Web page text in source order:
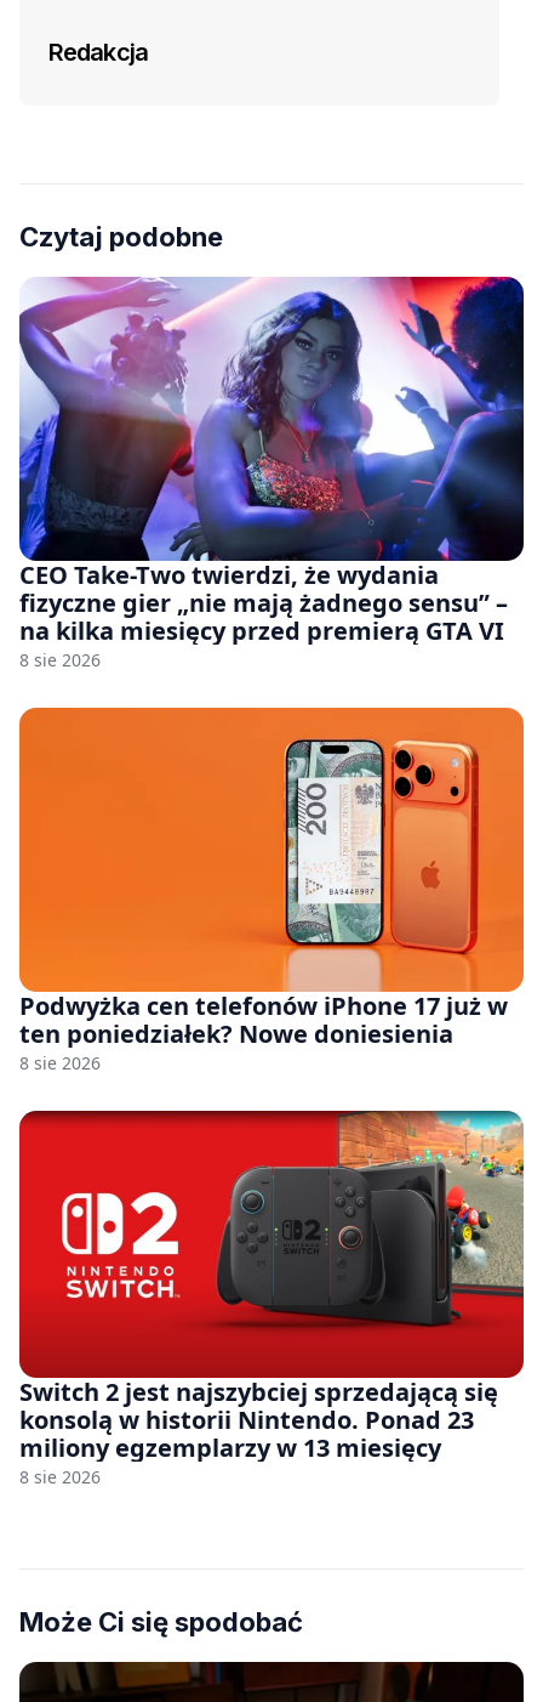
Redakcja
Czytaj podobne
CEO Take-Two twierdzi, że wydania
fizyczne gier „nie mają żadnego sensu” –
na kilka miesięcy przed premierą GTA VI
8 sie 2026
Podwyżka cen telefonów iPhone 17 już w
ten poniedziałek? Nowe doniesienia
8 sie 2026
Switch 2 jest najszybciej sprzedającą się
konsolą w historii Nintendo. Ponad 23
miliony egzemplarzy w 13 miesięcy
8 sie 2026
Może Ci się spodobać